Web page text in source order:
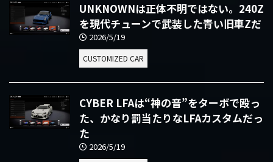
UNKNOWNは正体不明ではない。240Z
を現代チューンで武装した青い旧車Zだ
2026/5/19
CUSTOMIZED CAR
CYBER LFAは“神の音”をターボで殴っ
た、かなり罰当たりなLFAカスタムだっ
た
2026/5/19